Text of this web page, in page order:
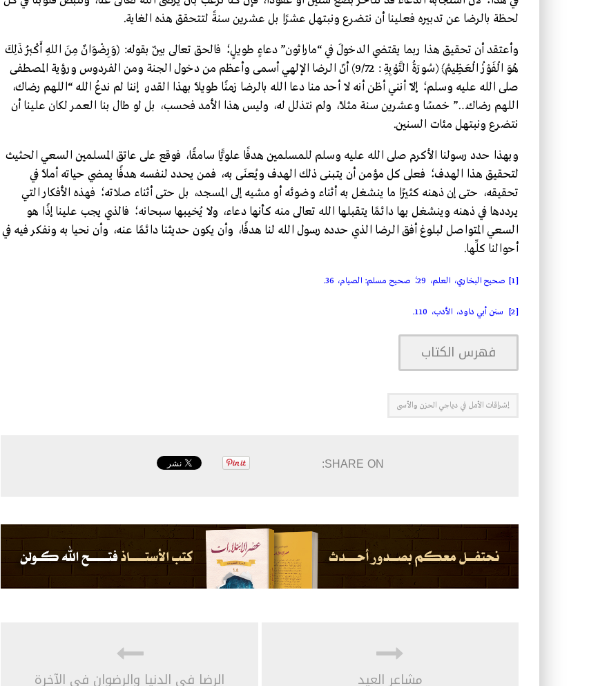
لحظة بالرضا عن تدبيره فعلينا أن نتضرع ونبتهل عشرًا بل عشرين سنةً لتتحقق هذه الغاية.
وأعتقد أن تحقيق هذا ربما يقتضي الدخولَ في “ماراثون” دعاءٍ طويلٍ؛ فالحق تعالى بيّن بقوله: ﴿وَرِضْوَانٌ مِنَ اللهِ أَكْبَرُ ذَلِكَ
هُوَ الْفَوْزُ الْعَظِيمُ﴾ (سُورَةُ التَّوْبِةِ : 9/72) أنّ الرضا الإلهي أسمى وأعظم من دخول الجنة ومن الفردوس ورؤية المصطفى
صلى الله عليه وسلم؛ إلّا أنني أظن أنه لا أحد منا دعا الله بالرضا زمنًا طويلًا بهذا القدر، إننا لم ندعُ الله “اللهم رضاك،
اللهم رضاك…” خمسًا وعشرين سنة مثلًا، ولم نتذلل له، وليس هذا الأمد فحسب، بل لو طال بنا العمر لكان علينا أن
نتضرع ونبتهل مئات السنين.
وبهذا حدد رسولنا الأكرم صلى الله عليه وسلم للمسلمين هدفًا علويًّا سامقًا، فوقع على عاتق المسلمين السعي الحثيث
لتحقيق هذا الهدف؛ فعلى كل مؤمن أن يتبنى ذلك الهدف ويُعنَى به، فمن يحدد لنفسه هدفًا يمضي حياته أملًا في
تحقيقه، حتى إن ذهنه كثيرًا ما ينشغل به أثناء وضوئه أو مشيه إلى المسجد، بل حتى أثناء صلاته؛ فهذه الأفكار التي
يرددها في ذهنه وينشغل بها دائمًا يتقبلها الله تعالى منه كأنها دعاء، ولا يُخيبها سبحانه؛ فالذي يجب علينا إذًا هو
السعي المتواصل لبلوغ أفق الرضا الذي حدده رسول الله لنا هدفًا، وأن يكون حديثنا دائمًا عنه، وأن نحيا به ونفكر فيه في
أحوالنا كلِّها.
[1] صحيح البخاري، العلم، 29؛ صحيح مسلم: الصيام، 36.
[2] سنن أبي داود، الأدب، 110.
فهرس الكتاب
إشراقات الأمل في دياجي الحزن والأسى
SHARE ON:
مشاعر العيد الرضا في الدنيا والرضوان في الآخرة